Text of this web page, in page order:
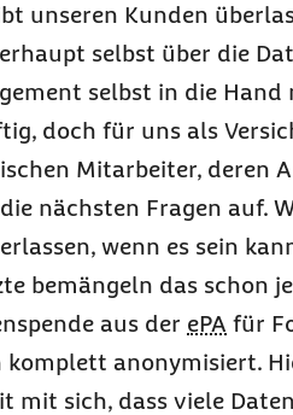
unseren Kunden
selbst über die
selbst in die Hand
doch für uns als
Mitarbeiter, deren
nächsten Fragen auf.
wenn es sein
bemängeln das schon
aus der ePA für
anonymisiert.
mit sich, dass viele